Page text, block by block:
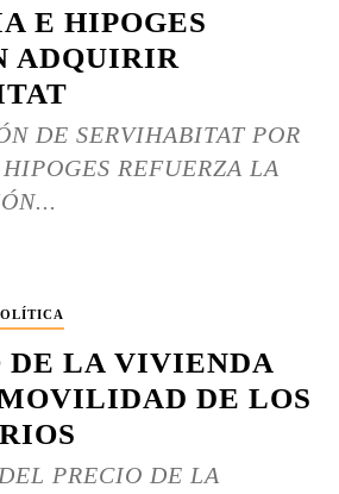
E HIPOGES
ADQUIRIR
DE SERVIHABITAT POR
REFUERZA LA
DE LA VIVIENDA
DE LOS
PRECIO DE LA